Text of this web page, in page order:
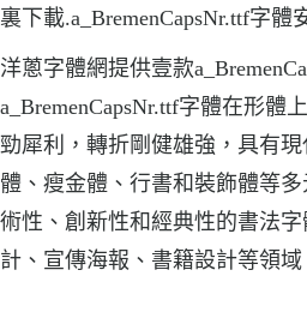
裏下載.a_BremenCapsNr.ttf字體
洋蔥字體網提供壹款
a_BremenCapsNr.ttf字體在形體
勁犀利，轉折剛健雄強，具有
體、瘦金體、行書和裝飾體等
術性、創新性和經典性的書法
計、宣傳海報、書籍設計等領域